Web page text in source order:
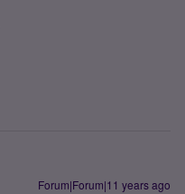
Forum|Forum|11 years ago